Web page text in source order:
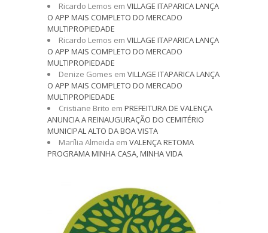
Ricardo Lemos em VILLAGE ITAPARICA LANÇA
O APP MAIS COMPLETO DO MERCADO
MULTIPROPIEDADE
Ricardo Lemos em VILLAGE ITAPARICA LANÇA
O APP MAIS COMPLETO DO MERCADO
MULTIPROPIEDADE
Denize Gomes em VILLAGE ITAPARICA LANÇA
O APP MAIS COMPLETO DO MERCADO
MULTIPROPIEDADE
Cristiane Brito em PREFEITURA DE VALENÇA
ANUNCIA A REINAUGURAÇÃO DO CEMITÉRIO
MUNICIPAL ALTO DA BOA VISTA
Marília Almeida em VALENÇA RETOMA
PROGRAMA MINHA CASA, MINHA VIDA